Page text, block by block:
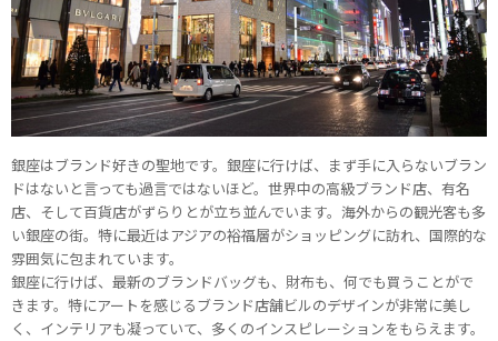
銀座はブランド好きの聖地です。銀座に行けば、まず手に入らないブラン
ドはないと言っても過言ではないほど。世界中の高級ブランド店、有名
店、そして百貨店がずらりとが立ち並んでいます。海外からの観光客も多
い銀座の街。特に最近はアジアの裕福層がショッピングに訪れ、国際的な
雰囲気に包まれています。
銀座に行けば、最新のブランドバッグも、財布も、何でも買うことがで
きます。特にアートを感じるブランド店舗ビルのデザインが非常に美し
く、インテリアも凝っていて、多くのインスピレーションをもらえます。